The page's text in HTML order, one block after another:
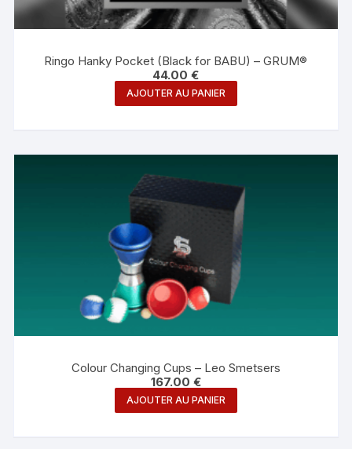
Ringo Hanky Pocket (Black for BABU) – GRUM®
44.00€
AJOUTER AU PANIER
Colour Changing Cups – Leo Smetsers
167.00 €
AJOUTER AU PANIER